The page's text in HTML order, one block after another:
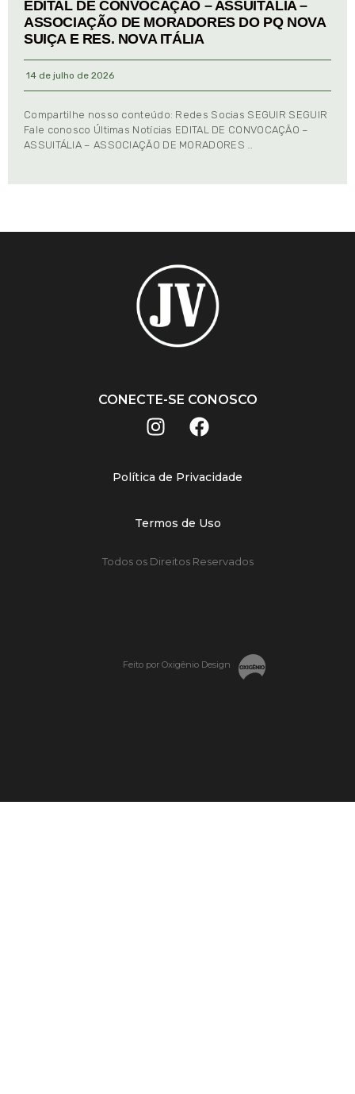
EDITAL DE CONVOCAÇÃO – ASSUITÁLIA –
ASSOCIAÇÃO DE MORADORES DO PQ NOVA
SUIÇA E RES. NOVA ITÁLIA
14 de julho de 2026
Compartilhe nosso conteúdo: Redes Socias SEGUIR SEGUIR
Fale conosco Últimas Notícias EDITAL DE CONVOCAÇÃO –
ASSUITÁLIA – ASSOCIAÇÃO DE MORADORES …
CONECTE-SE CONOSCO
Política de Privacidade
Termos de Uso
Todos os Direitos Reservados
Feito por Oxigênio Design